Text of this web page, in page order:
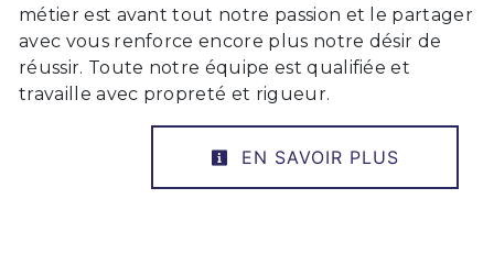
métier est avant tout notre passion et le partager
avec vous renforce encore plus notre désir de
réussir. Toute notre équipe est qualifiée et
travaille avec propreté et rigueur.
EN SAVOIR PLUS